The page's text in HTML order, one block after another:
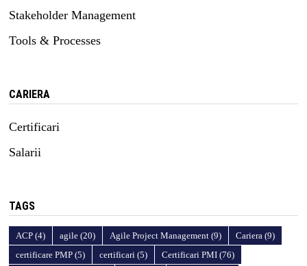
Stakeholder Management
Tools & Processes
CARIERA
Certificari
Salarii
TAGS
ACP(4) agile(20) Agile Project Management(9) Cariera(9)
certificare PMP(5) certificari(5) Certificari PMI(76)